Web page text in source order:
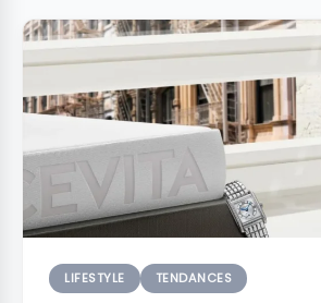
LIFESTYLE TENDANCES